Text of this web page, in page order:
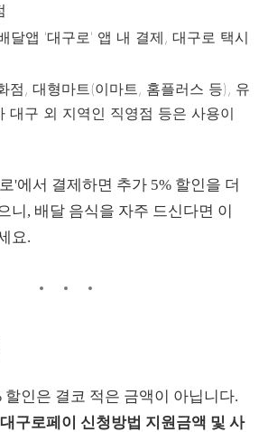
달앱 '대구로' 앱 내 결제, 대구로 택시
점, 대형마트(이마트, 홈플러스 등), 유
대구 외 지역인 직영점 등은 사용이
'에서 결제하면 추가 5% 할인을 더
니, 배달 음식을 자주 드신다면 이
요.
할인은 결코 적은 금액이 아닙니다.
대구로페이 신청방법 지원금액 및 사